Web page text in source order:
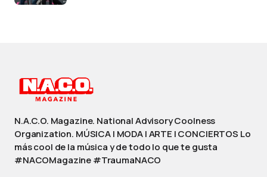
N.A.C.O. Magazine. National Advisory Coolness
Organization. MÚSICA | MODA | ARTE | CONCIERTOS Lo
más cool de la música y de todo lo que te gusta
#NACOMagazine #TraumaNACO